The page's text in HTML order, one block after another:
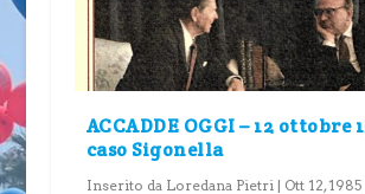
ACCADDE OGGI – 12 ottobre
caso Sigonella
Inserito da Loredana Pietri | Ott 12, 1985